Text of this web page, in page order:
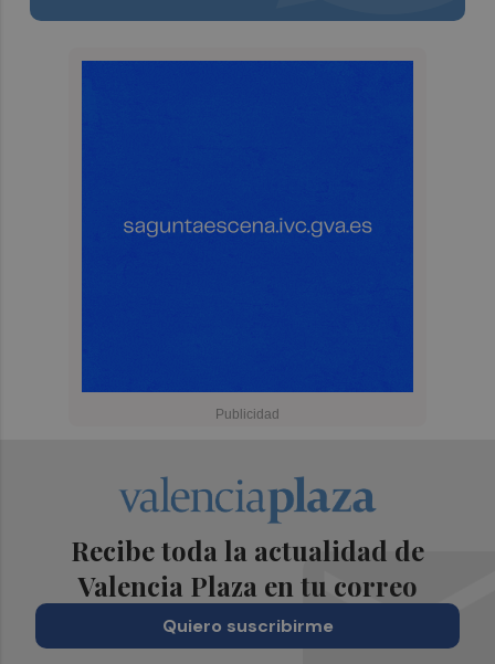
Recibe toda la actualidad de
Valencia Plaza en tu correo
Quiero suscribirme